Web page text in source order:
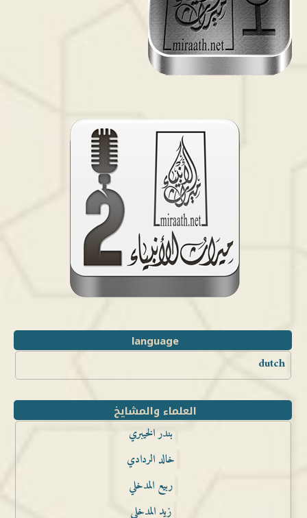
language
dutch
العلماء والمشايخ
بندر الخيبري
خالد الردادي
ربيع المدخلي
زيد المدخلي